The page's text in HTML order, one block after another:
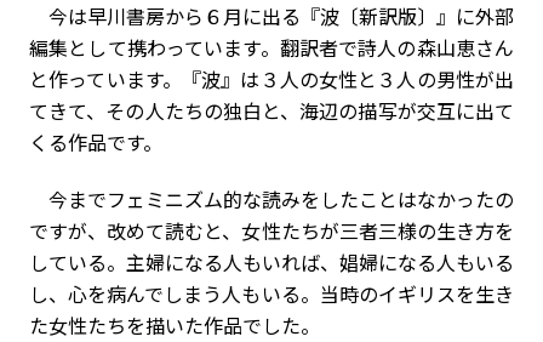
今は早川書房から６月に出る『波〔新訳版〕』に外部
編集として携わっています。翻訳者で詩人の森山恵さん
と作っています。『波』は３人の女性と３人の男性が出
てきて、その人たちの独白と、海辺の描写が交互に出て
くる作品です。
今までフェミニズム的な読みをしたことはなかったの
ですが、改めて読むと、女性たちが三者三様の生き方を
している。主婦になる人もいれば、娼婦になる人もいる
し、心を病んでしまう人もいる。当時のイギリスを生き
た女性たちを描いた作品でした。